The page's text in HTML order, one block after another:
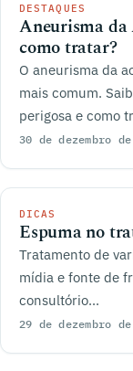
DESTAQUES
Aneurisma
como tratar?
O aneurisma da
mais comum.
perigosa e como
30 de dezembro
DICAS
Espuma no
Tratamento de
mídia e fonte de
consultório...
29 de dezembro